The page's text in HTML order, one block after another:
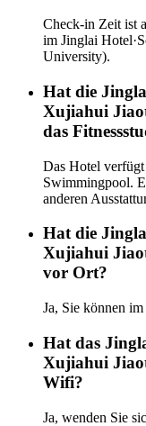
Check-in Zeit ist
im Jinglai
University).
Hat die
Xujiahui
das
Das Hotel verfügt
Swimmingpool.
anderen
Hat die
Xujiahui
vor Ort?
Ja, Sie können
Hat das
Xujiahui
Wifi?
Ja, wenden Sie